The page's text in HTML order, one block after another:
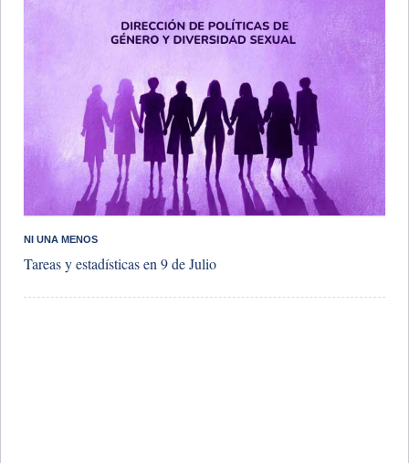
NI UNA MENOS
Tareas y estadísticas en 9 de Julio